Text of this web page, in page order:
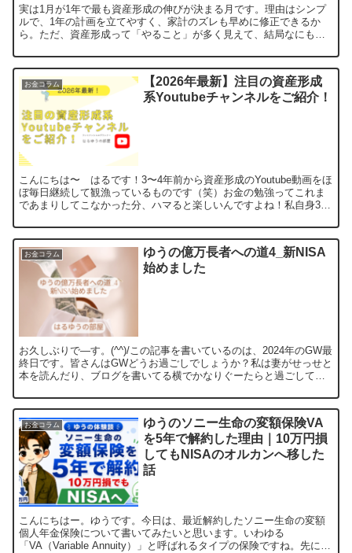
実は1月が1年で最も資産形成の伸びが決まる月です。理由はシンプ
ルで、1年の計画を立てやすく、家計のズレも早めに修正できるか
ら。ただ、資産形成って「やること」が多く見えて、結局なにも変
お金コラム
【2026年最新】注目の資産形成
系Youtubeチャンネルをご紹介！
こんにちは〜 はるです！3〜4年前から資産形成のYoutube動画をほ
ぼ毎日継続して観漁っているものです（笑）お金の勉強ってこれま
であまりしてこなかった分、ハマると楽しいんですよね！私自身3年
お金コラム
ゆうの億万長者への道4_新NISA
始めました
お久しぶりで―す。(^^)/この記事を書いているのは、2024年のGW最
終日です。皆さんはGWどうお過ごしでしょうか？私は妻がせっせと
本を読んだり、ブログを書いてる横でかなりぐーたらと過ごしてし
お金コラム
ゆうのソニー生命の変額保険VA
を5年で解約した理由｜10万円損
してもNISAのオルカンへ移した
話
こんにちはー。ゆうです。今日は、最近解約したソニー生命の変額
個人年金保険について書いてみたいと思います。いわゆる
「VA（Variable Annuity）」と呼ばれるタイプの保険ですね。先に結